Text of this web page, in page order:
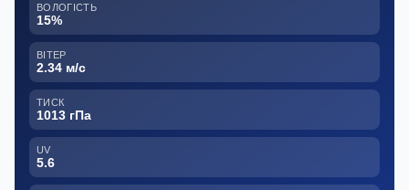
ВОЛОГІСТЬ
15%
ВІТЕР
2.34 м/с
ТИСК
1013 гПа
UV
5.6